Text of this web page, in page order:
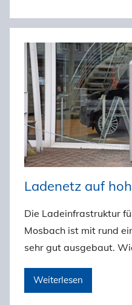
Ladenetz auf
Die Ladeinfrastruktur
Mosbach ist mit rund
sehr gut ausgebaut.
Weiterlesen